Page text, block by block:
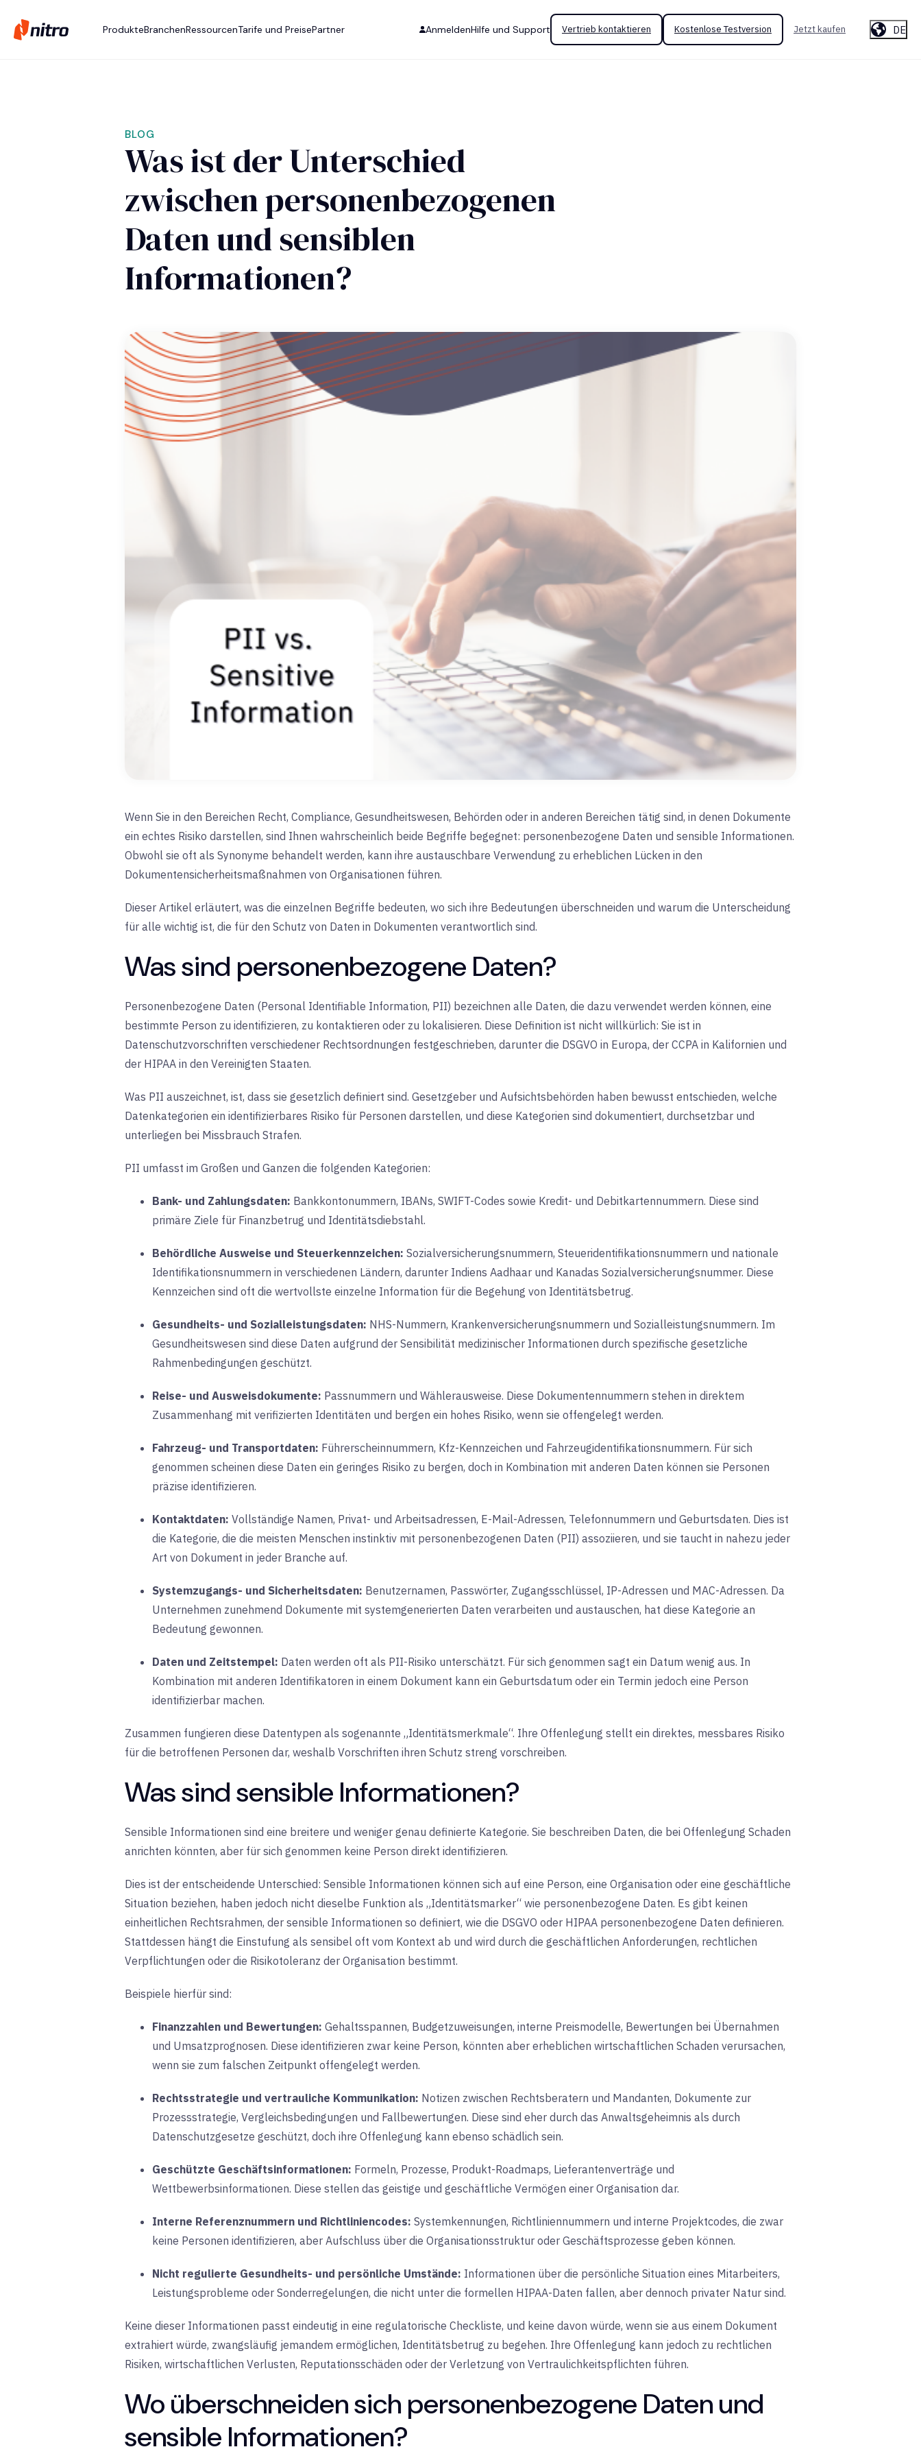
ProdukteBranchenRessourcenTarife und PreisePartner AnmeldenHilfe und Support Vertrieb kontaktieren Kostenlose Testversion Jetzt kaufen DE
BLOG
Was ist der Unterschied
zwischen personenbezogenen
Daten und sensiblen
Informationen?
Wenn Sie in den Bereichen Recht, Compliance, Gesundheitswesen, Behörden oder in anderen Bereichen tätig sind, in denen Dokumente
ein echtes Risiko darstellen, sind Ihnen wahrscheinlich beide Begriffe begegnet: personenbezogene Daten und sensible Informationen.
Obwohl sie oft als Synonyme behandelt werden, kann ihre austauschbare Verwendung zu erheblichen Lücken in den
Dokumentensicherheitsmaßnahmen von Organisationen führen.
Dieser Artikel erläutert, was die einzelnen Begriffe bedeuten, wo sich ihre Bedeutungen überschneiden und warum die Unterscheidung
für alle wichtig ist, die für den Schutz von Daten in Dokumenten verantwortlich sind.
Was sind personenbezogene Daten?
Personenbezogene Daten (Personal Identifiable Information, PII) bezeichnen alle Daten, die dazu verwendet werden können, eine
bestimmte Person zu identifizieren, zu kontaktieren oder zu lokalisieren. Diese Definition ist nicht willkürlich: Sie ist in
Datenschutzvorschriften verschiedener Rechtsordnungen festgeschrieben, darunter die DSGVO in Europa, der CCPA in Kalifornien und
der HIPAA in den Vereinigten Staaten.
Was PII auszeichnet, ist, dass sie gesetzlich definiert sind. Gesetzgeber und Aufsichtsbehörden haben bewusst entschieden, welche
Datenkategorien ein identifizierbares Risiko für Personen darstellen, und diese Kategorien sind dokumentiert, durchsetzbar und
unterliegen bei Missbrauch Strafen.
PII umfasst im Großen und Ganzen die folgenden Kategorien:
Bank- und Zahlungsdaten: Bankkontonummern, IBANs, SWIFT-Codes sowie Kredit- und Debitkartennummern. Diese sind
primäre Ziele für Finanzbetrug und Identitätsdiebstahl.
Behördliche Ausweise und Steuerkennzeichen: Sozialversicherungsnummern, Steueridentifikationsnummern und nationale
Identifikationsnummern in verschiedenen Ländern, darunter Indiens Aadhaar und Kanadas Sozialversicherungsnummer. Diese
Kennzeichen sind oft die wertvollste einzelne Information für die Begehung von Identitätsbetrug.
Gesundheits- und Sozialleistungsdaten: NHS-Nummern, Krankenversicherungsnummern und Sozialleistungsnummern. Im
Gesundheitswesen sind diese Daten aufgrund der Sensibilität medizinischer Informationen durch spezifische gesetzliche
Rahmenbedingungen geschützt.
Reise- und Ausweisdokumente: Passnummern und Wählerausweise. Diese Dokumentennummern stehen in direktem
Zusammenhang mit verifizierten Identitäten und bergen ein hohes Risiko, wenn sie offengelegt werden.
Fahrzeug- und Transportdaten: Führerscheinnummern, Kfz-Kennzeichen und Fahrzeugidentifikationsnummern. Für sich
genommen scheinen diese Daten ein geringes Risiko zu bergen, doch in Kombination mit anderen Daten können sie Personen
präzise identifizieren.
Kontaktdaten: Vollständige Namen, Privat- und Arbeitsadressen, E-Mail-Adressen, Telefonnummern und Geburtsdaten. Dies ist
die Kategorie, die die meisten Menschen instinktiv mit personenbezogenen Daten (PII) assoziieren, und sie taucht in nahezu jeder
Art von Dokument in jeder Branche auf.
Systemzugangs- und Sicherheitsdaten: Benutzernamen, Passwörter, Zugangsschlüssel, IP-Adressen und MAC-Adressen. Da
Unternehmen zunehmend Dokumente mit systemgenerierten Daten verarbeiten und austauschen, hat diese Kategorie an
Bedeutung gewonnen.
Daten und Zeitstempel: Daten werden oft als PII-Risiko unterschätzt. Für sich genommen sagt ein Datum wenig aus. In
Kombination mit anderen Identifikatoren in einem Dokument kann ein Geburtsdatum oder ein Termin jedoch eine Person
identifizierbar machen.
Zusammen fungieren diese Datentypen als sogenannte „Identitätsmerkmale“. Ihre Offenlegung stellt ein direktes, messbares Risiko
für die betroffenen Personen dar, weshalb Vorschriften ihren Schutz streng vorschreiben.
Was sind sensible Informationen?
Sensible Informationen sind eine breitere und weniger genau definierte Kategorie. Sie beschreiben Daten, die bei Offenlegung Schaden
anrichten könnten, aber für sich genommen keine Person direkt identifizieren.
Dies ist der entscheidende Unterschied: Sensible Informationen können sich auf eine Person, eine Organisation oder eine geschäftliche
Situation beziehen, haben jedoch nicht dieselbe Funktion als „Identitätsmarker“ wie personenbezogene Daten. Es gibt keinen
einheitlichen Rechtsrahmen, der sensible Informationen so definiert, wie die DSGVO oder HIPAA personenbezogene Daten definieren.
Stattdessen hängt die Einstufung als sensibel oft vom Kontext ab und wird durch die geschäftlichen Anforderungen, rechtlichen
Verpflichtungen oder die Risikotoleranz der Organisation bestimmt.
Beispiele hierfür sind:
Finanzzahlen und Bewertungen: Gehaltsspannen, Budgetzuweisungen, interne Preismodelle, Bewertungen bei Übernahmen
und Umsatzprognosen. Diese identifizieren zwar keine Person, könnten aber erheblichen wirtschaftlichen Schaden verursachen,
wenn sie zum falschen Zeitpunkt offengelegt werden.
Rechtsstrategie und vertrauliche Kommunikation: Notizen zwischen Rechtsberatern und Mandanten, Dokumente zur
Prozessstrategie, Vergleichsbedingungen und Fallbewertungen. Diese sind eher durch das Anwaltsgeheimnis als durch
Datenschutzgesetze geschützt, doch ihre Offenlegung kann ebenso schädlich sein.
Geschützte Geschäftsinformationen: Formeln, Prozesse, Produkt-Roadmaps, Lieferantenverträge und
Wettbewerbsinformationen. Diese stellen das geistige und geschäftliche Vermögen einer Organisation dar.
Interne Referenznummern und Richtliniencodes: Systemkennungen, Richtliniennummern und interne Projektcodes, die zwar
keine Personen identifizieren, aber Aufschluss über die Organisationsstruktur oder Geschäftsprozesse geben können.
Nicht regulierte Gesundheits- und persönliche Umstände: Informationen über die persönliche Situation eines Mitarbeiters,
Leistungsprobleme oder Sonderregelungen, die nicht unter die formellen HIPAA-Daten fallen, aber dennoch privater Natur sind.
Keine dieser Informationen passt eindeutig in eine regulatorische Checkliste, und keine davon würde, wenn sie aus einem Dokument
extrahiert würde, zwangsläufig jemandem ermöglichen, Identitätsbetrug zu begehen. Ihre Offenlegung kann jedoch zu rechtlichen
Risiken, wirtschaftlichen Verlusten, Reputationsschäden oder der Verletzung von Vertraulichkeitspflichten führen.
Wo überschneiden sich personenbezogene Daten und
sensible Informationen?